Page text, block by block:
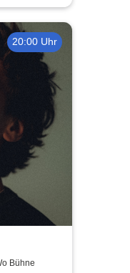
20:00 Uhr
Bühne